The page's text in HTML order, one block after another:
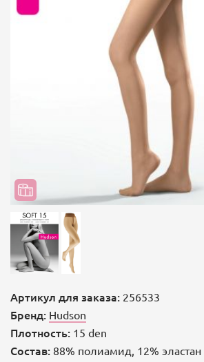
Артикул для заказа: 256533
Бренд: Hudson
Плотность: 15 den
Состав: 88% полиамид, 12% эластан